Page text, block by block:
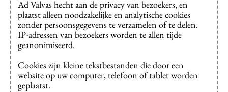
Ad Valvas hecht aan de privacy van bezoekers, en
plaatst alleen noodzakelijke en analytische cookies
zonder persoonsgegevens te verzamelen of te delen.
IP-adressen van bezoekers worden te allen tijde
geanonimiseerd.
Cookies zijn kleine tekstbestanden die door een
website op uw computer, telefoon of tablet worden
geplaatst.